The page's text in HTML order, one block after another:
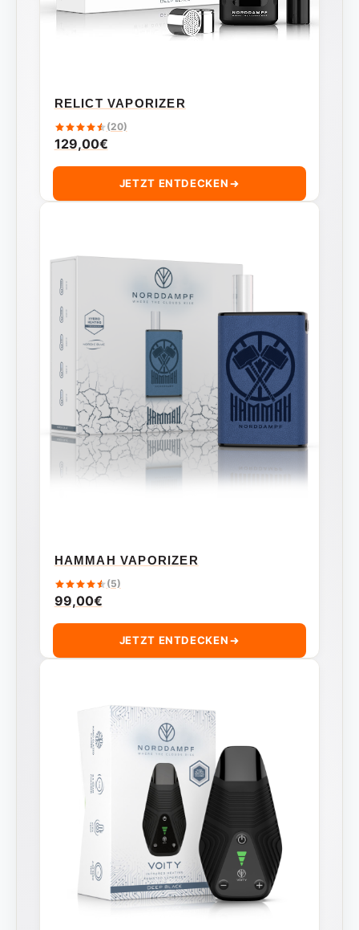
RELICT VAPORIZER
(20)
129,00€
JETZT ENTDECKEN
HAMMAH VAPORIZER
(5)
99,00€
JETZT ENTDECKEN